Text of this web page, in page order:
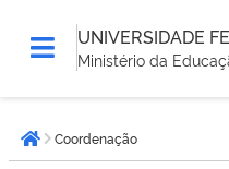
UNIVERSIDADE
Ministério da
está
aqui:Página inicial
Coordenação